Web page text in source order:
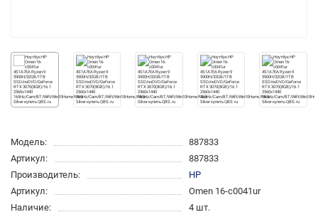
Модель:
887833
Артикул:
887833
Производитель:
HP
Артикул:
Omen 16-c0041ur
Наличие:
4 шт.